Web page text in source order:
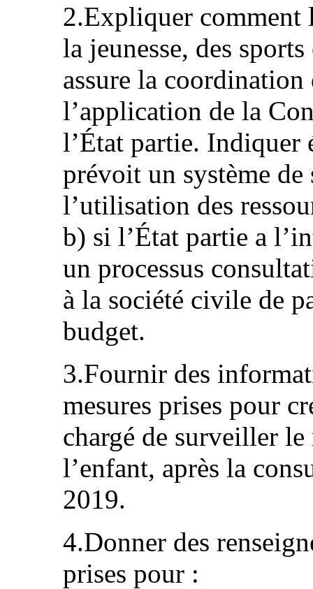
2.Expliquer comment
la jeunesse, des
assure la
l’application de la
l’État partie. Indiquer
prévoit un système
l’utilisation des
b) si l’État partie a
un processus
à la société civile de
budget.
3.Fournir des
mesures prises pour
chargé de surveiller le
l’enfant, après la
2019.
4.Donner des
prises pour :